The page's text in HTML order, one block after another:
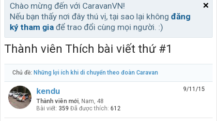
Chào mừng đến với CaravanVN!
Nếu bạn thấy nơi đây thú vị, tại sao lại không đăng
ký tham gia để trao đổi cùng mọi người. :)
Thành viên Thích bài viết thứ #1
Chủ đề: Những lợi ích khi di chuyển theo đoàn Caravan
9/11/15
kendu
Thành viên mới, Nam, 48
Bài viết: 359 Đã được thích: 612